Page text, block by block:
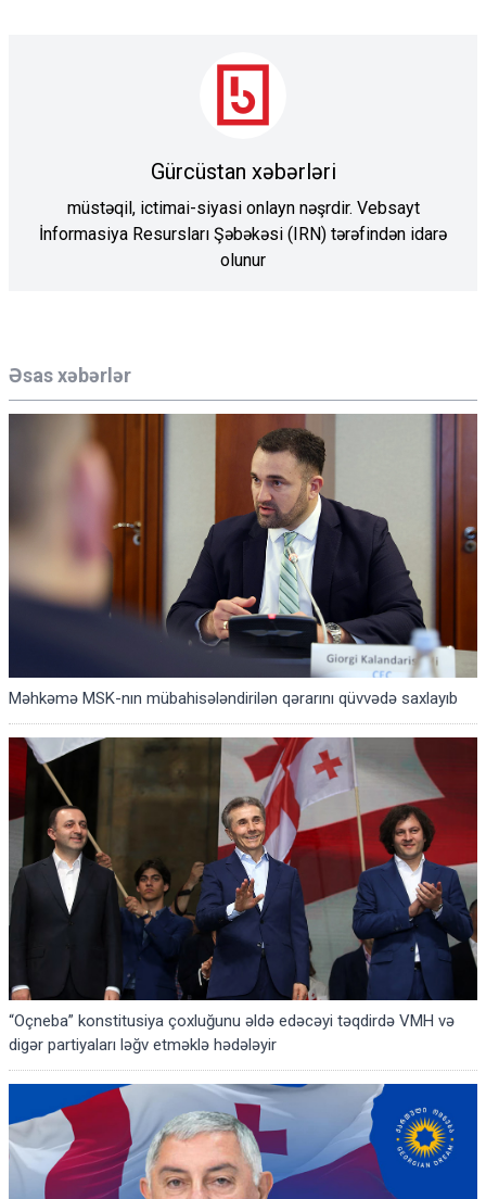
Əsas xəbərlər
Məhkəmə MSK-nın mübahisələndirilən qərarını qüvvədə saxlayıb
“Oçneba” konstitusiya çoxluğunu əldə edəcəyi təqdirdə VMH və
digər partiyaları ləğv etməklə hədələyir
Gürcüstan xəbərləri
müstəqil, ictimai-siyasi onlayn nəşrdir. Vebsayt
İnformasiya Resursları Şəbəkəsi (IRN) tərəfindən idarə
olunur